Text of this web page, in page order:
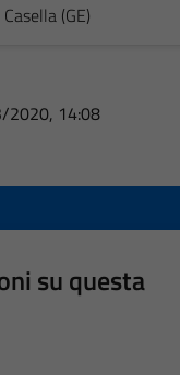
(GE)
2020, 14:08
su questa